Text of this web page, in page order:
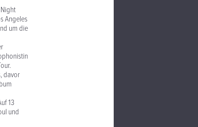
Angeles
um die
davor
13
und